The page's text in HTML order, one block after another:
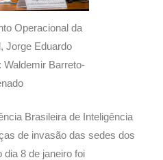
Operacional da
Jorge Eduardo
Waldemir Barreto-
Brasileira de Inteligência
de invasão das sedes dos
dia 8 de janeiro foi